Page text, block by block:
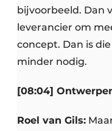
bijvoorbeeld. Dan
leverancier om
concept. Dan is
minder nodig.
[08:04]
Roel van Gils: